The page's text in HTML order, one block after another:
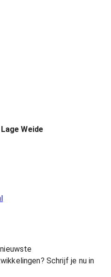
Weide
Schrijf je nu in